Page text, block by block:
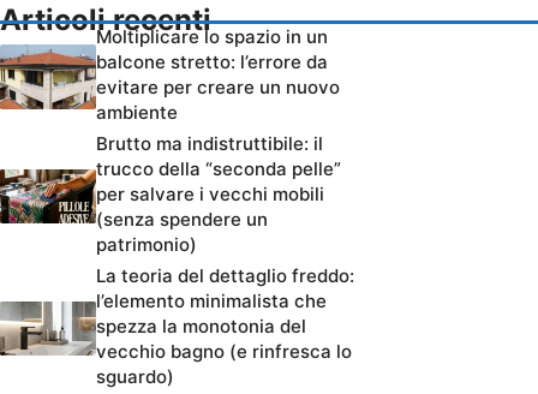
Articoli recenti
Moltiplicare lo spazio in un
balcone stretto: l’errore da
evitare per creare un nuovo
ambiente
Brutto ma indistruttibile: il
trucco della “seconda pelle”
per salvare i vecchi mobili
(senza spendere un
patrimonio)
La teoria del dettaglio freddo:
l’elemento minimalista che
spezza la monotonia del
vecchio bagno (e rinfresca lo
sguardo)